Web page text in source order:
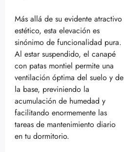
Más allá de su evidente atractivo
estético, esta elevación es
sinónimo de funcionalidad pura.
Al estar suspendido, el canapé
con patas montiel permite una
ventilación óptima del suelo y de
la base, previniendo la
acumulación de humedad y
facilitando enormemente las
tareas de mantenimiento diario
en tu dormitorio.